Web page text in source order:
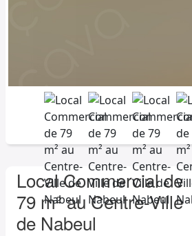
Local Commercial de
79 m² au Centre-Ville
de Nabeul